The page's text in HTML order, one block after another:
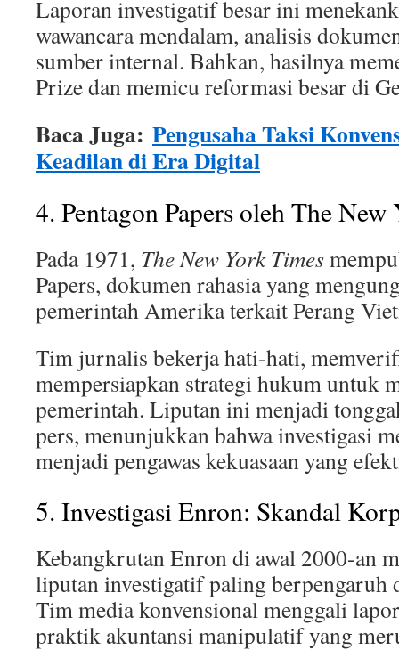
Laporan investigatif besar ini
wawancara mendalam, analisis
sumber internal. Bahkan, hasilnya
Prize dan memicu reformasi besar di
Baca Juga: Pengusaha Taksi
Keadilan di Era Digital
4. Pentagon Papers oleh The
Pada 1971, The New York Times
Papers, dokumen rahasia yang
pemerintah Amerika terkait Perang
Tim jurnalis bekerja hati-hati,
mempersiapkan strategi hukum untuk
pemerintah. Liputan ini menjadi
pers, menunjukkan bahwa investigasi
menjadi pengawas kekuasaan yang
5. Investigasi Enron: Skandal
Kebangkrutan Enron di awal 2000-an
liputan investigatif paling berpengaruh
Tim media konvensional menggali
praktik akuntansi manipulatif yang